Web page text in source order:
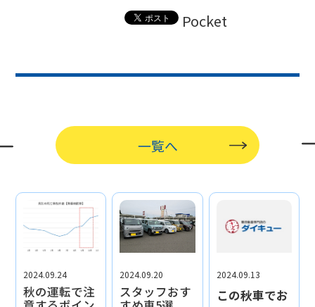
Pocket
一覧へ
2024.09.24
秋の運転で注
2024.09.20
スタッフおす
2024.09.13
この秋車でお